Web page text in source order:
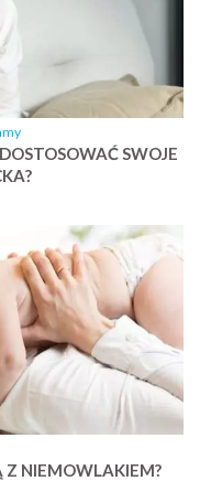
SWOJE
Z NIEMOWLAKIEM?